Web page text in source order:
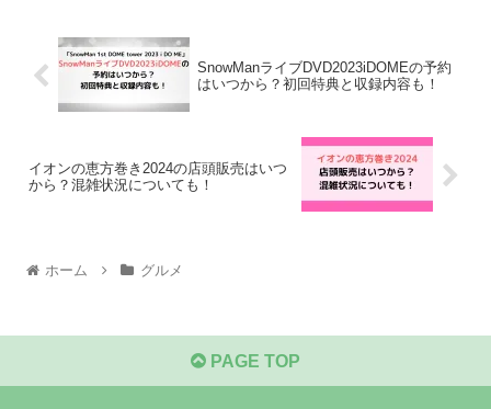
SnowManライブDVD2023iDOMEの予約
はいつから？初回特典と収録内容も！
イオンの恵方巻き2024の店頭販売はいつ
から？混雑状況についても！
ホーム グルメ
PAGE TOP